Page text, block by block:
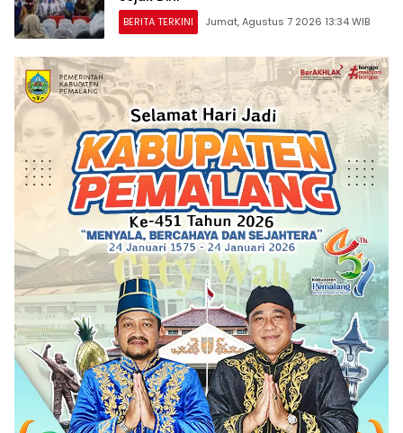
BERITA TERKINI Jumat, Agustus 7 2026 13:34 WIB